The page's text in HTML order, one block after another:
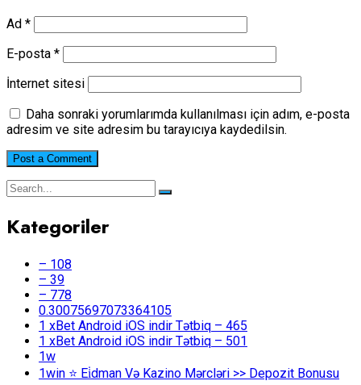
Ad *
E-posta *
İnternet sitesi
Daha sonraki yorumlarımda kullanılması için adım, e-posta
adresim ve site adresim bu tarayıcıya kaydedilsin.
Kategoriler
– 108
– 39
– 778
0.30075697073364105
1 xBet Android iOS indir Tətbiq – 465
1 xBet Android iOS indir Tətbiq – 501
1w
1win ⭐ Ei̇dman Və Kazino Mərcləri >> Depozit Bonusu